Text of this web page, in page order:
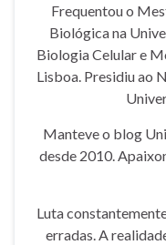
Frequentou o
Biológica na
Biologia Celular e
Lisboa. Presidiu ao
Manteve o blog
desde 2010.
Luta
erradas. A